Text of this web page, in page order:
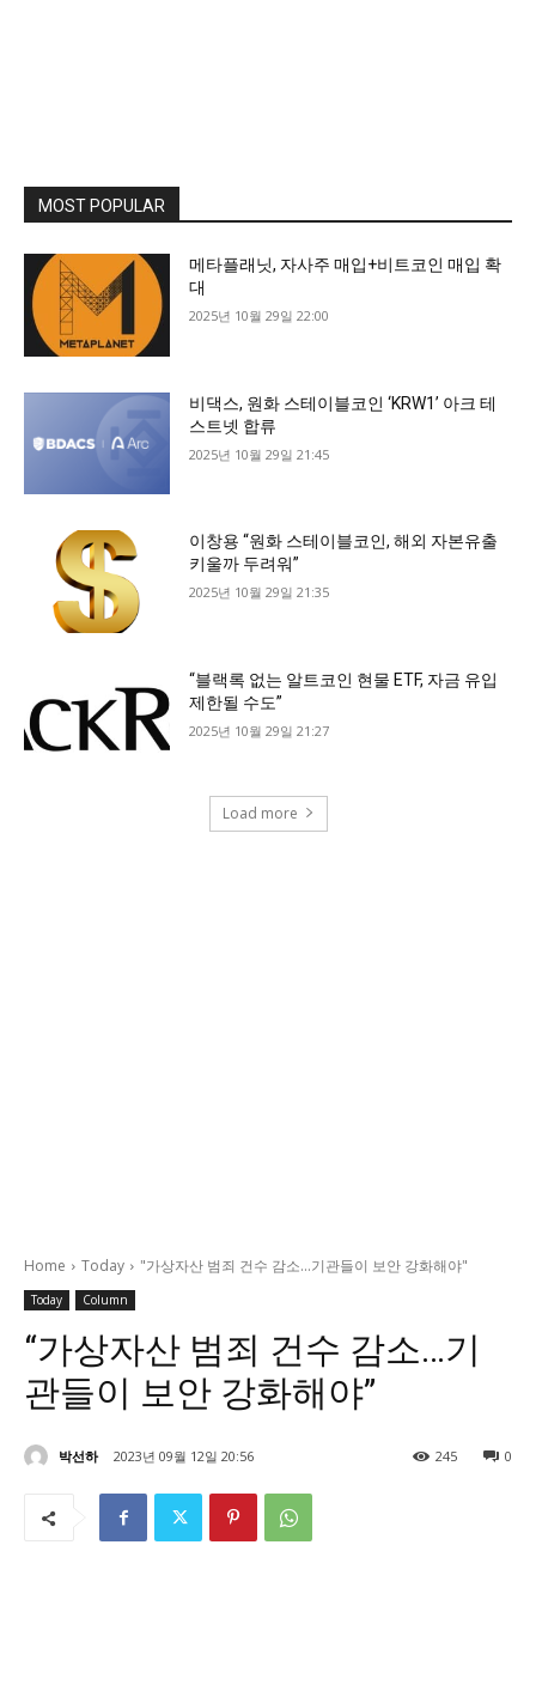
MOST POPULAR
메타플래닛, 자사주 매입+비트코인 매입 확
대
2025년 10월 29일 22:00
비댁스, 원화 스테이블코인 ‘KRW1’ 아크 테
스트넷 합류
2025년 10월 29일 21:45
이창용 “원화 스테이블코인, 해외 자본유출
키울까 두려워”
2025년 10월 29일 21:35
“블랙록 없는 알트코인 현물 ETF, 자금 유입
제한될 수도”
2025년 10월 29일 21:27
Load more